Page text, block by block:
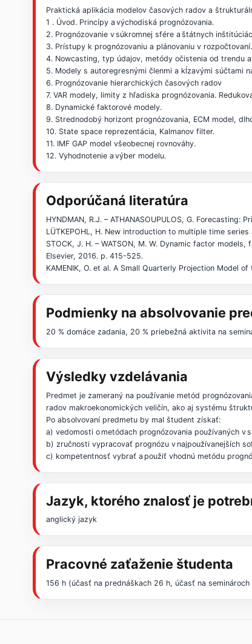
Praktická aplikácia modelov časových radov a
1 . Úvod. Princípy a východiská prognózovania.
2. Prognózovanie v súkromnej sfére a štátnych
3. Prístupy k prognózovaniu a plánovaniu v rozpočtovaní.
4. Nowcasting, typ údajov, metódy očistenia od trendu a
5. Modely s autoregresnými členmi a kĺzavými súčtami
6. Prognózovanie hierarchických časových radov
7. VAR modely, limity z hľadiska prognózovania.
8. Dynamické faktorové modely.
9. Strednodobý horizont prognózovania, ECM model,
10. State space reprezentácia, Kalmanov filter.
11. IMF GAP model všeobecnej rovnováhy.
12. Vyhodnotenie a výber modelu.
Odporúčaná literatúra
HYNDMAN, R.J. – ATHANASOUPULOS, G. Forecasting:
LÜTKEPOHL, H. New introduction to multiple time
STOCK, J. H. – WATSON, M. W. Dynamic factor
Elsevier, 2016. p. 415-525.
KAMENIK, O. et al. A Small Quarterly Projection Model
Podmienky na absolvovanie
20 % domáce zadania, 20 % priebežná aktivita na
Výsledky vzdelávania
Predmet je zameraný na používanie metód
radov makroekonomických veličín, ako aj systému
Po absolvovaní predmetu by mal študent získať:
a) vedomosti o metódach prognózovania používaných v
b) zručnosti vypracovať prognózu v najpoužívanejších
c) kompetentnosť vybrať a použiť vhodnú metódu
Jazyk, ktorého znalosť je
anglický jazyk
Pracovné zaťaženie študenta
156 h (účasť na prednáškach 26 h, účasť na